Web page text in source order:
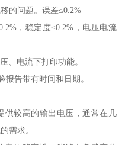
的问题。误差≤0.2%
，稳定度≤0.2%，电压电流
、电流下打印功能。
报告带有时间和日期。
供较高的输出电压，通常在几
需求。